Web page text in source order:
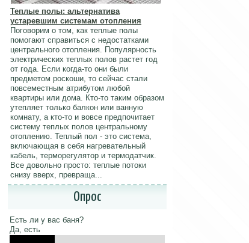
Теплые полы: альтернатива
устаревшим системам отопления
Поговорим о том, как теплые полы
помогают справиться с недостатками
центрального отопления. Популярность
электрических теплых полов растет год
от года. Если когда-то они были
предметом роскоши, то сейчас стали
повсеместным атрибутом любой
квартиры или дома. Кто-то таким образом
утепляет только балкон или ванную
комнату, а кто-то и вовсе предпочитает
систему теплых полов центральному
отоплению. Теплый пол - это система,
включающая в себя нагревательный
кабель, терморегулятор и термодатчик.
Все довольно просто: теплые потоки
снизу вверх, превраща...
Опрос
Есть ли у вас баня?
Да, есть